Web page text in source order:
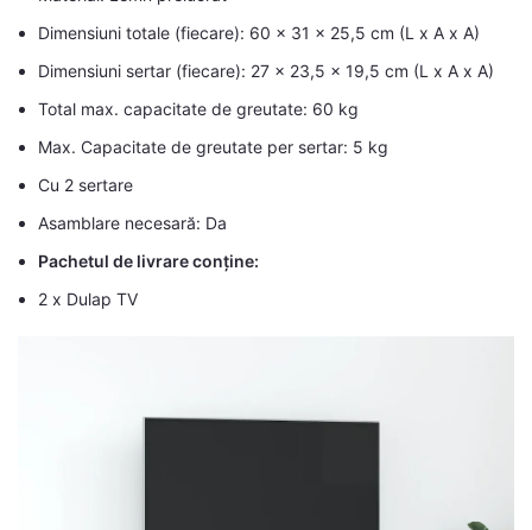
Dimensiuni totale (fiecare): 60 x 31 x 25,5 cm (L x A x A)
Dimensiuni sertar (fiecare): 27 x 23,5 x 19,5 cm (L x A x A)
Total max. capacitate de greutate: 60 kg
Max. Capacitate de greutate per sertar: 5 kg
Cu 2 sertare
Asamblare necesară: Da
Pachetul de livrare conține:
2 x Dulap TV